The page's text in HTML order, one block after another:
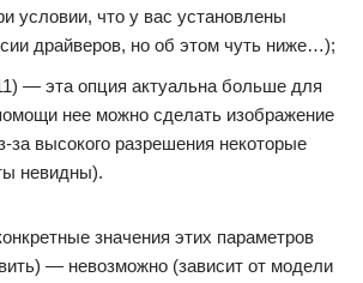
условии, что у вас установлены
драйверов, но об этом чуть ниже…);
— эта опция актуальна больше для
нее можно сделать изображение
за высокого разрешения некоторые
невидны).
значения этих параметров
— невозможно (зависит от модели